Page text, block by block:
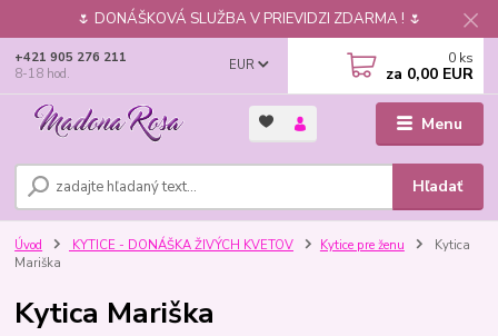
🌷 DONÁŠKOVÁ SLUŽBA V PRIEVIDZI ZDARMA ! 🌷
Menu
EUR
Hľadať
+421 905 276 211
8-18 hod.
0 ks
za 0,00 EUR
Úvod KYTICE - DONÁŠKA ŽIVÝCH KVETOV Kytice pre ženu
Kytica
Mariška
Kytica Mariška